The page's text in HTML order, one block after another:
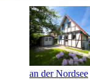
an der Nordsee